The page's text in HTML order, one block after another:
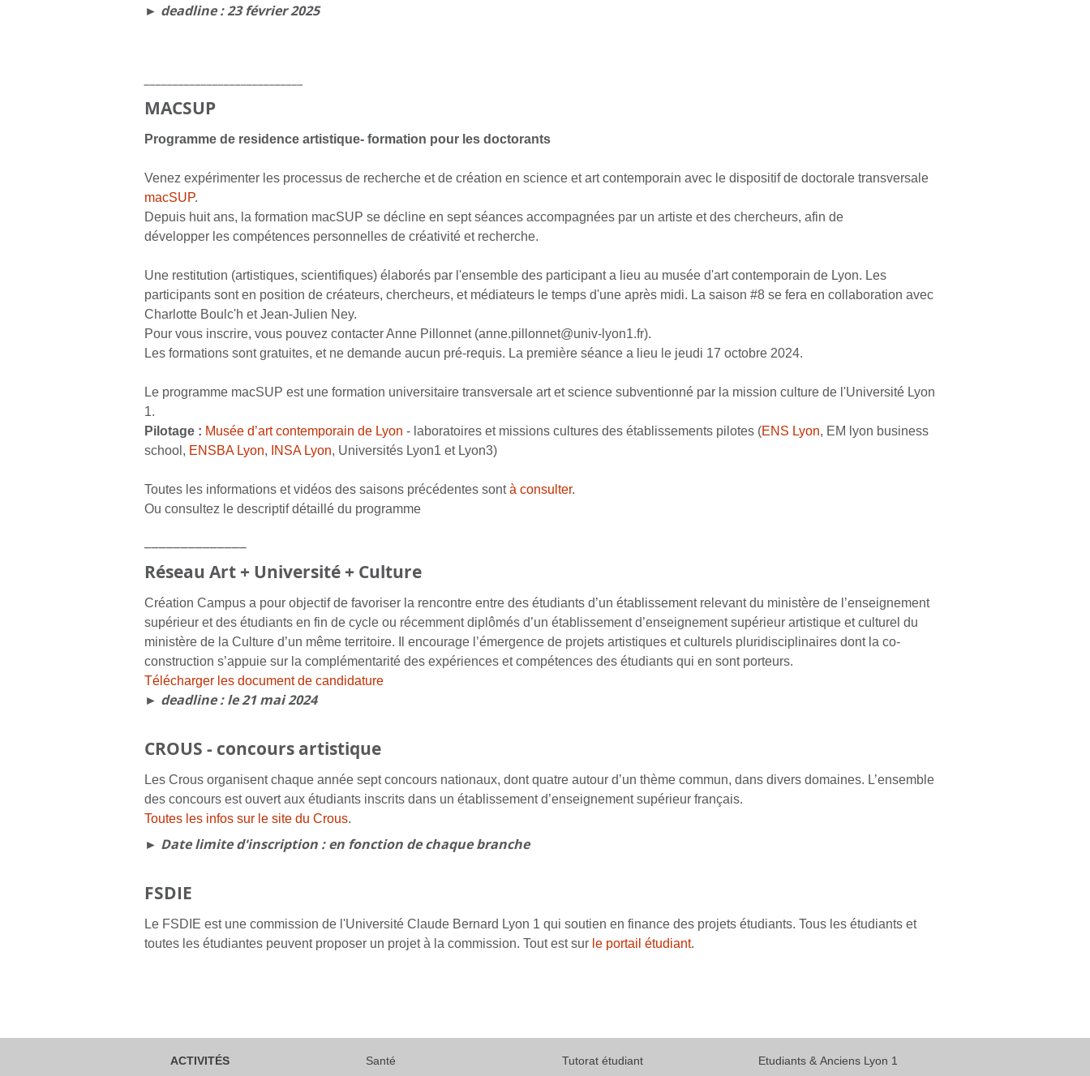
► deadline : 23 février 2025
MACSUP
Programme de residence artistique- formation pour les doctorants
Venez expérimenter les processus de recherche et de création en science et art contemporain avec le dispositif de doctorale transversale
macSUP.
Depuis huit ans, la formation macSUP se décline en sept séances accompagnées par un artiste et des chercheurs, afin de
développer les compétences personnelles de créativité et recherche.
Une restitution (artistiques, scientifiques) élaborés par l'ensemble des participant a lieu au musée d'art contemporain de Lyon. Les
participants sont en position de créateurs, chercheurs, et médiateurs le temps d'une après midi. La saison #8 se fera en collaboration avec
Charlotte Boulc'h et Jean-Julien Ney.
Pour vous inscrire, vous pouvez contacter Anne Pillonnet (anne.pillonnet@univ-lyon1.fr).
Les formations sont gratuites, et ne demande aucun pré-requis. La première séance a lieu le jeudi 17 octobre 2024.
Le programme macSUP est une formation universitaire transversale art et science subventionné par la mission culture de l'Université Lyon
1.
Pilotage : Musée d’art contemporain de Lyon - laboratoires et missions cultures des établissements pilotes (ENS Lyon, EM lyon business
school, ENSBA Lyon, INSA Lyon, Universités Lyon1 et Lyon3)
Toutes les informations et vidéos des saisons précédentes sontà consulter.
Ou consultez le descriptif détaillédu programme
Réseau Art + Université + Culture
Création Campus a pour objectif de favoriser la rencontre entre des étudiants d’un établissement relevant du ministère de l’enseignement
supérieur et des étudiants en fin de cycle ou récemment diplômés d’un établissement d’enseignement supérieur artistique et culturel du
ministère de la Culture d’un même territoire. Il encourage l’émergence de projets artistiques et culturels pluridisciplinaires dont la co-
construction s’appuie sur la complémentarité des expériences et compétences des étudiants qui en sont porteurs.
Télécharger les document de candidature
► deadline : le 21 mai 2024
CROUS - concours artistique
Les Crous organisent chaque année sept concours nationaux, dont quatre autour d’un thème commun, dans divers domaines. L’ensemble
des concours est ouvert aux étudiants inscrits dans un établissement d’enseignement supérieur français.
Toutes les infos sur le site du Crous.
► Date limite d'inscription : en fonction de chaque branche
FSDIE
Le FSDIE est une commission de l'Université Claude Bernard Lyon 1 qui soutien en finance des projets étudiants. Tous les étudiants et
toutes les étudiantes peuvent proposer un projet à la commission. Tout est sur le portail étudiant.
ACTIVITÉS
Santé
Tutorat étudiant
Etudiants & Anciens Lyon 1